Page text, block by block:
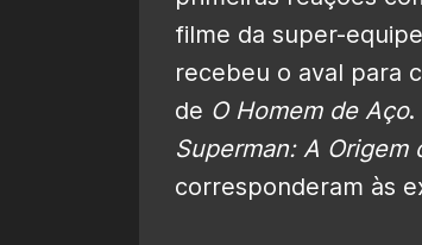
filme da super-
recebeu o aval para
de O Homem de Aço.
Superman: A Origem
corresponderam às